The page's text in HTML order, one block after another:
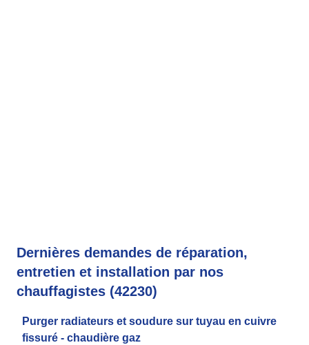
Dernières demandes de réparation,
entretien et installation par nos
chauffagistes (42230)
Purger radiateurs et soudure sur tuyau en cuivre
fissuré - chaudière gaz